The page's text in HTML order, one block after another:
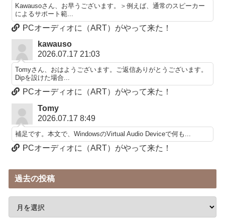
Kawausoさん、お早うございます。＞例えば、通常のスピーカー
によるサポート範...
PCオーディオに（ART）がやって来た！
kawauso
2026.07.17 21:03
Tomyさん、おはようございます。ご返信ありがとうございます。
Dipを設けた場合...
PCオーディオに（ART）がやって来た！
Tomy
2026.07.17 8:49
補足です。本文で、WindowsのVirtual Audio Deviceで何も...
PCオーディオに（ART）がやって来た！
過去の投稿